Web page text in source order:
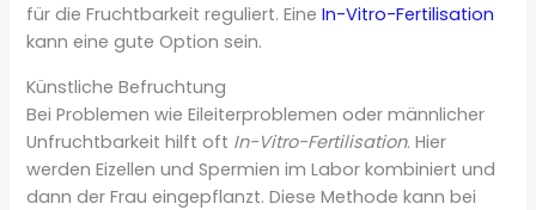
für die Fruchtbarkeit reguliert. EineIn-Vitro-Fertilisation
kann eine gute Option sein.
Künstliche Befruchtung
Bei Problemen wie Eileiterproblemen oder männlicher
Unfruchtbarkeit hilft oft In-Vitro-Fertilisation. Hier
werden Eizellen und Spermien im Labor kombiniert und
dann der Frau eingepflanzt. Diese Methode kann bei